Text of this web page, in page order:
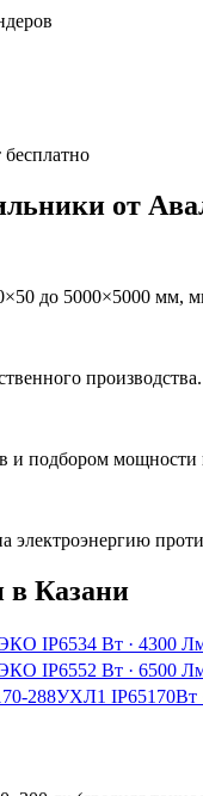
бесплатно
от
до 5000×5000 мм,
производства.
и подбором
электроэнергию
в Казани
IP6534 Вт · 4300
IP6552 Вт · 6500
288УХЛ1 IP65170Вт